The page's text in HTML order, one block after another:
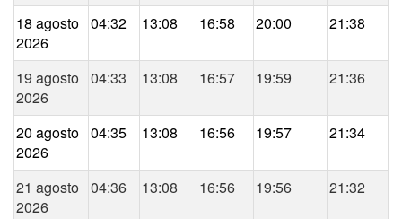
18 agosto
2026
04:32 13:08 16:58 20:00 21:38
19 agosto
2026
04:33 13:08 16:57 19:59 21:36
20 agosto
2026
04:35 13:08 16:56 19:57 21:34
21 agosto
2026
04:36 13:08 16:56 19:56 21:32